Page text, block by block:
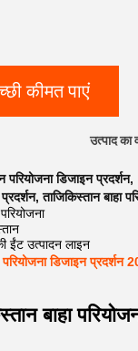
कीमत पाएं
उत्पाद का
परियोजना डिजाइन प्रदर्शन,
,ताजिकिस्तान बाहा
ईंट उत्पादन लाइन
डिजाइन प्रदर्शन
बाहा